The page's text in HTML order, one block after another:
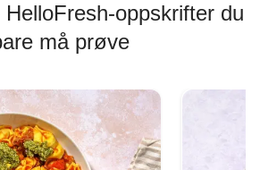
HelloFresh-oppskrifter du
må prøve